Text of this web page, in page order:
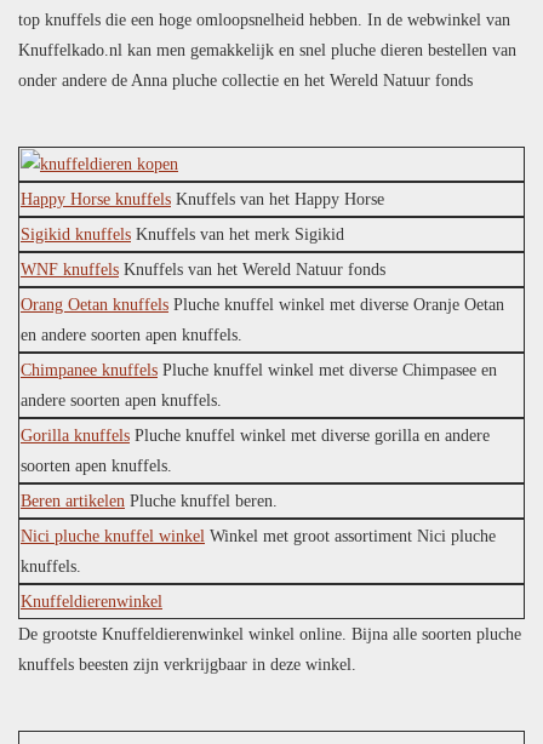
top knuffels die een hoge omloopsnelheid hebben. In de webwinkel van
Knuffelkado.nl kan men gemakkelijk en snel pluche dieren bestellen van
onder andere de Anna pluche collectie en het Wereld Natuur fonds
Happy Horse knuffels Knuffels van het Happy Horse
Sigikid knuffels Knuffels van het merk Sigikid
WNF knuffels Knuffels van het Wereld Natuur fonds
Orang Oetan knuffels Pluche knuffel winkel met diverse Oranje Oetan
en andere soorten apen knuffels.
Chimpanee knuffels Pluche knuffel winkel met diverse Chimpasee en
andere soorten apen knuffels.
Gorilla knuffels Pluche knuffel winkel met diverse gorilla en andere
soorten apen knuffels.
Beren artikelen Pluche knuffel beren.
Nici pluche knuffel winkel Winkel met groot assortiment Nici pluche
knuffels.
Knuffeldierenwinkel
De grootste Knuffeldierenwinkel winkel online. Bijna alle soorten pluche
knuffels beesten zijn verkrijgbaar in deze winkel.